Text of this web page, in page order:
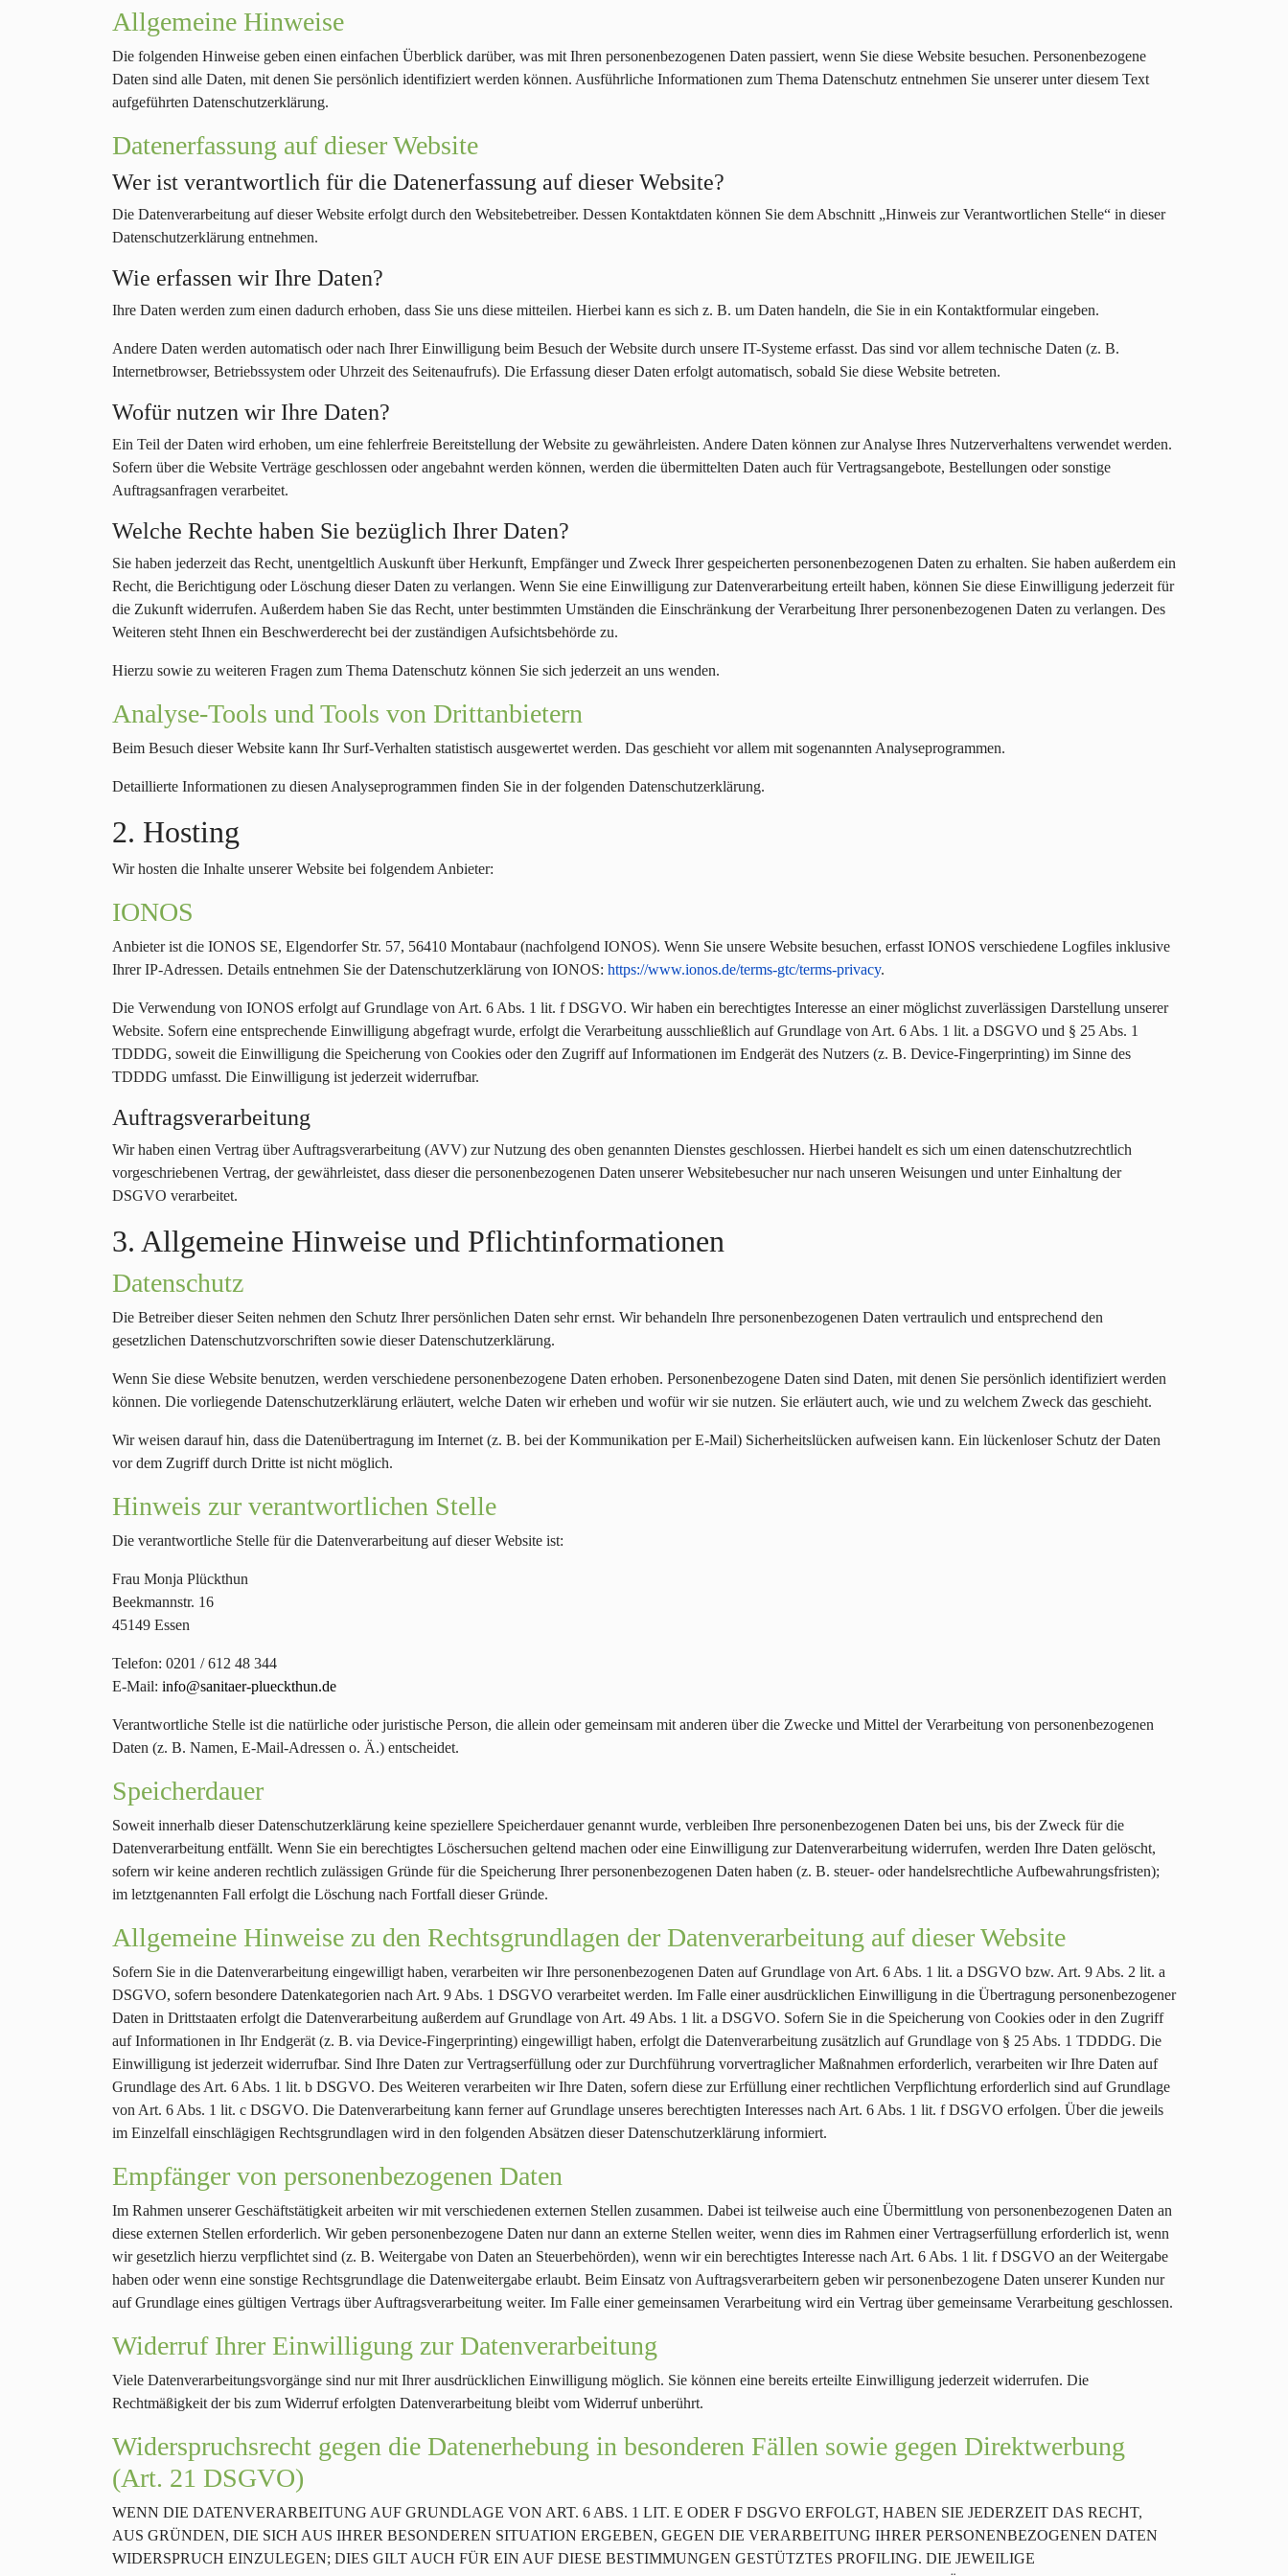
Allgemeine Hinweise
Die folgenden Hinweise geben einen einfachen Überblick darüber, was mit Ihren personenbezogenen Daten passiert, wenn Sie diese Website besuchen. Personenbezogene
Daten sind alle Daten, mit denen Sie persönlich identifiziert werden können. Ausführliche Informationen zum Thema Datenschutz entnehmen Sie unserer unter diesem Text
aufgeführten Datenschutzerklärung.
Datenerfassung auf dieser Website
Wer ist verantwortlich für die Datenerfassung auf dieser Website?
Die Datenverarbeitung auf dieser Website erfolgt durch den Websitebetreiber. Dessen Kontaktdaten können Sie dem Abschnitt „Hinweis zur Verantwortlichen Stelle“ in dieser
Datenschutzerklärung entnehmen.
Wie erfassen wir Ihre Daten?
Ihre Daten werden zum einen dadurch erhoben, dass Sie uns diese mitteilen. Hierbei kann es sich z. B. um Daten handeln, die Sie in ein Kontaktformular eingeben.
Andere Daten werden automatisch oder nach Ihrer Einwilligung beim Besuch der Website durch unsere IT-Systeme erfasst. Das sind vor allem technische Daten (z. B.
Internetbrowser, Betriebssystem oder Uhrzeit des Seitenaufrufs). Die Erfassung dieser Daten erfolgt automatisch, sobald Sie diese Website betreten.
Wofür nutzen wir Ihre Daten?
Ein Teil der Daten wird erhoben, um eine fehlerfreie Bereitstellung der Website zu gewährleisten. Andere Daten können zur Analyse Ihres Nutzerverhaltens verwendet werden.
Sofern über die Website Verträge geschlossen oder angebahnt werden können, werden die übermittelten Daten auch für Vertragsangebote, Bestellungen oder sonstige
Auftragsanfragen verarbeitet.
Welche Rechte haben Sie bezüglich Ihrer Daten?
Sie haben jederzeit das Recht, unentgeltlich Auskunft über Herkunft, Empfänger und Zweck Ihrer gespeicherten personenbezogenen Daten zu erhalten. Sie haben außerdem ein
Recht, die Berichtigung oder Löschung dieser Daten zu verlangen. Wenn Sie eine Einwilligung zur Datenverarbeitung erteilt haben, können Sie diese Einwilligung jederzeit für
die Zukunft widerrufen. Außerdem haben Sie das Recht, unter bestimmten Umständen die Einschränkung der Verarbeitung Ihrer personenbezogenen Daten zu verlangen. Des
Weiteren steht Ihnen ein Beschwerderecht bei der zuständigen Aufsichtsbehörde zu.
Hierzu sowie zu weiteren Fragen zum Thema Datenschutz können Sie sich jederzeit an uns wenden.
Analyse-Tools und Tools von Dritt­anbietern
Beim Besuch dieser Website kann Ihr Surf-Verhalten statistisch ausgewertet werden. Das geschieht vor allem mit sogenannten Analyseprogrammen.
Detaillierte Informationen zu diesen Analyseprogrammen finden Sie in der folgenden Datenschutzerklärung.
2. Hosting
Wir hosten die Inhalte unserer Website bei folgendem Anbieter:
IONOS
Anbieter ist die IONOS SE, Elgendorfer Str. 57, 56410 Montabaur (nachfolgend IONOS). Wenn Sie unsere Website besuchen, erfasst IONOS verschiedene Logfiles inklusive
Ihrer IP-Adressen. Details entnehmen Sie der Datenschutzerklärung von IONOS: https://www.ionos.de/terms-gtc/terms-privacy.
Die Verwendung von IONOS erfolgt auf Grundlage von Art. 6 Abs. 1 lit. f DSGVO. Wir haben ein berechtigtes Interesse an einer möglichst zuverlässigen Darstellung unserer
Website. Sofern eine entsprechende Einwilligung abgefragt wurde, erfolgt die Verarbeitung ausschließlich auf Grundlage von Art. 6 Abs. 1 lit. a DSGVO und § 25 Abs. 1
TDDDG, soweit die Einwilligung die Speicherung von Cookies oder den Zugriff auf Informationen im Endgerät des Nutzers (z. B. Device-Fingerprinting) im Sinne des
TDDDG umfasst. Die Einwilligung ist jederzeit widerrufbar.
Auftragsverarbeitung
Wir haben einen Vertrag über Auftragsverarbeitung (AVV) zur Nutzung des oben genannten Dienstes geschlossen. Hierbei handelt es sich um einen datenschutzrechtlich
vorgeschriebenen Vertrag, der gewährleistet, dass dieser die personenbezogenen Daten unserer Websitebesucher nur nach unseren Weisungen und unter Einhaltung der
DSGVO verarbeitet.
3. Allgemeine Hinweise und Pflicht­informationen
Datenschutz
Die Betreiber dieser Seiten nehmen den Schutz Ihrer persönlichen Daten sehr ernst. Wir behandeln Ihre personenbezogenen Daten vertraulich und entsprechend den
gesetzlichen Datenschutzvorschriften sowie dieser Datenschutzerklärung.
Wenn Sie diese Website benutzen, werden verschiedene personenbezogene Daten erhoben. Personenbezogene Daten sind Daten, mit denen Sie persönlich identifiziert werden
können. Die vorliegende Datenschutzerklärung erläutert, welche Daten wir erheben und wofür wir sie nutzen. Sie erläutert auch, wie und zu welchem Zweck das geschieht.
Wir weisen darauf hin, dass die Datenübertragung im Internet (z. B. bei der Kommunikation per E-Mail) Sicherheitslücken aufweisen kann. Ein lückenloser Schutz der Daten
vor dem Zugriff durch Dritte ist nicht möglich.
Hinweis zur verantwortlichen Stelle
Die verantwortliche Stelle für die Datenverarbeitung auf dieser Website ist:
Frau Monja Plückthun
Beekmannstr. 16
45149 Essen
Telefon: 0201 / 612 48 344
E-Mail: info@sanitaer-plueckthun.de
Verantwortliche Stelle ist die natürliche oder juristische Person, die allein oder gemeinsam mit anderen über die Zwecke und Mittel der Verarbeitung von personenbezogenen
Daten (z. B. Namen, E-Mail-Adressen o. Ä.) entscheidet.
Speicherdauer
Soweit innerhalb dieser Datenschutzerklärung keine speziellere Speicherdauer genannt wurde, verbleiben Ihre personenbezogenen Daten bei uns, bis der Zweck für die
Datenverarbeitung entfällt. Wenn Sie ein berechtigtes Löschersuchen geltend machen oder eine Einwilligung zur Datenverarbeitung widerrufen, werden Ihre Daten gelöscht,
sofern wir keine anderen rechtlich zulässigen Gründe für die Speicherung Ihrer personenbezogenen Daten haben (z. B. steuer- oder handelsrechtliche Aufbewahrungsfristen);
im letztgenannten Fall erfolgt die Löschung nach Fortfall dieser Gründe.
Allgemeine Hinweise zu den Rechtsgrundlagen der Datenverarbeitung auf dieser Website
Sofern Sie in die Datenverarbeitung eingewilligt haben, verarbeiten wir Ihre personenbezogenen Daten auf Grundlage von Art. 6 Abs. 1 lit. a DSGVO bzw. Art. 9 Abs. 2 lit. a
DSGVO, sofern besondere Datenkategorien nach Art. 9 Abs. 1 DSGVO verarbeitet werden. Im Falle einer ausdrücklichen Einwilligung in die Übertragung personenbezogener
Daten in Drittstaaten erfolgt die Datenverarbeitung außerdem auf Grundlage von Art. 49 Abs. 1 lit. a DSGVO. Sofern Sie in die Speicherung von Cookies oder in den Zugriff
auf Informationen in Ihr Endgerät (z. B. via Device-Fingerprinting) eingewilligt haben, erfolgt die Datenverarbeitung zusätzlich auf Grundlage von § 25 Abs. 1 TDDDG. Die
Einwilligung ist jederzeit widerrufbar. Sind Ihre Daten zur Vertragserfüllung oder zur Durchführung vorvertraglicher Maßnahmen erforderlich, verarbeiten wir Ihre Daten auf
Grundlage des Art. 6 Abs. 1 lit. b DSGVO. Des Weiteren verarbeiten wir Ihre Daten, sofern diese zur Erfüllung einer rechtlichen Verpflichtung erforderlich sind auf Grundlage
von Art. 6 Abs. 1 lit. c DSGVO. Die Datenverarbeitung kann ferner auf Grundlage unseres berechtigten Interesses nach Art. 6 Abs. 1 lit. f DSGVO erfolgen. Über die jeweils
im Einzelfall einschlägigen Rechtsgrundlagen wird in den folgenden Absätzen dieser Datenschutzerklärung informiert.
Empfänger von personenbezogenen Daten
Im Rahmen unserer Geschäftstätigkeit arbeiten wir mit verschiedenen externen Stellen zusammen. Dabei ist teilweise auch eine Übermittlung von personenbezogenen Daten an
diese externen Stellen erforderlich. Wir geben personenbezogene Daten nur dann an externe Stellen weiter, wenn dies im Rahmen einer Vertragserfüllung erforderlich ist, wenn
wir gesetzlich hierzu verpflichtet sind (z. B. Weitergabe von Daten an Steuerbehörden), wenn wir ein berechtigtes Interesse nach Art. 6 Abs. 1 lit. f DSGVO an der Weitergabe
haben oder wenn eine sonstige Rechtsgrundlage die Datenweitergabe erlaubt. Beim Einsatz von Auftragsverarbeitern geben wir personenbezogene Daten unserer Kunden nur
auf Grundlage eines gültigen Vertrags über Auftragsverarbeitung weiter. Im Falle einer gemeinsamen Verarbeitung wird ein Vertrag über gemeinsame Verarbeitung geschlossen.
Widerruf Ihrer Einwilligung zur Datenverarbeitung
Viele Datenverarbeitungsvorgänge sind nur mit Ihrer ausdrücklichen Einwilligung möglich. Sie können eine bereits erteilte Einwilligung jederzeit widerrufen. Die
Rechtmäßigkeit der bis zum Widerruf erfolgten Datenverarbeitung bleibt vom Widerruf unberührt.
Widerspruchsrecht gegen die Datenerhebung in besonderen Fällen sowie gegen Direktwerbung
(Art. 21 DSGVO)
WENN DIE DATENVERARBEITUNG AUF GRUNDLAGE VON ART. 6 ABS. 1 LIT. E ODER F DSGVO ERFOLGT, HABEN SIE JEDERZEIT DAS RECHT,
AUS GRÜNDEN, DIE SICH AUS IHRER BESONDEREN SITUATION ERGEBEN, GEGEN DIE VERARBEITUNG IHRER PERSONENBEZOGENEN DATEN
WIDERSPRUCH EINZULEGEN; DIES GILT AUCH FÜR EIN AUF DIESE BESTIMMUNGEN GESTÜTZTES PROFILING. DIE JEWEILIGE